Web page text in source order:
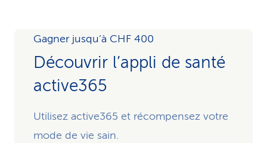
Gagner jusqu’à CHF 400
Découvrir l’appli de santé
active365
Utilisez active365 et récompensez votre
mode de vie sain.